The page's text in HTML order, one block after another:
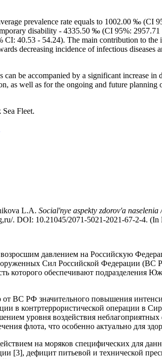
prevalence rate equals to 1002.00 ‰ (CI
disability - 4335.50 ‰ (CI 95%:
40.53 - 54.24). The main contribution to
decreasing incidence of infectious diseases
be accompanied by a significant increase
as well as for the ongoing and future
Fleet.
L.A. Social'nye aspekty zdorov'a
. DOI: 10.21045/2071-5021-2021-67-2-4. (In
давлением на Российскую
Сил Российской Федерации
которого обеспечивают подразделения
ВС РФ значительного повышения
в контртеррористической операции в
уровня воздействия
флота, что особенно актуально для
на моряков специфических для
[3], дефицит питьевой и технической